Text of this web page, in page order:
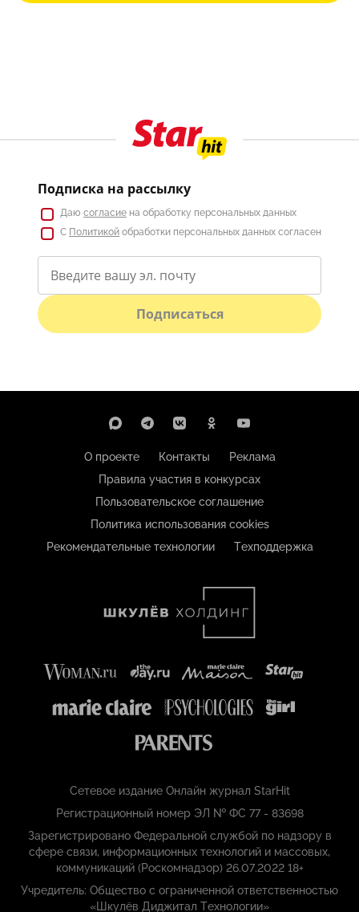
Подписка на рассылку
Даю согласие на обработку персональных данных
С Политикой обработки персональных данных согласен
Подписаться
О проекте Контакты
Реклама
Правила участия в конкурсах
Пользовательское соглашение
Политика использования cookies
Рекомендательные технологии
Техподдержка
Сетевое издание Онлайн журнал StarHit
Регистрационный номер ЭЛ № ФС 77 - 83698
Зарегистрировано Федеральной службой по надзору в
сфере связи, информационных технологий и массовых,
коммуникаций (Роскомнадзор) 26.07.2022 18+
Учредитель: Общество с ограниченной ответственностью
«Шкулёв Диджитал Технологии»